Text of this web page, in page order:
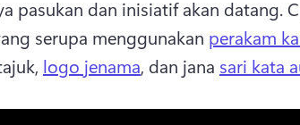
pasukan dan inisiatif akan datang.
serupa menggunakan perakam
logo jenama, dan jana sari kata